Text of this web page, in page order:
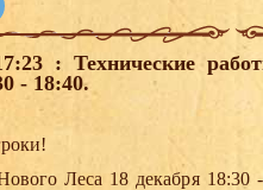
: Технические
- 18:40.
Леса 18 декабря 18:30